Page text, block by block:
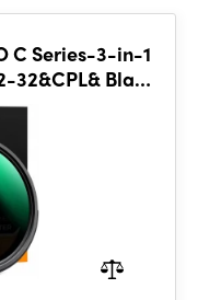
C Series-3-in-1
Black